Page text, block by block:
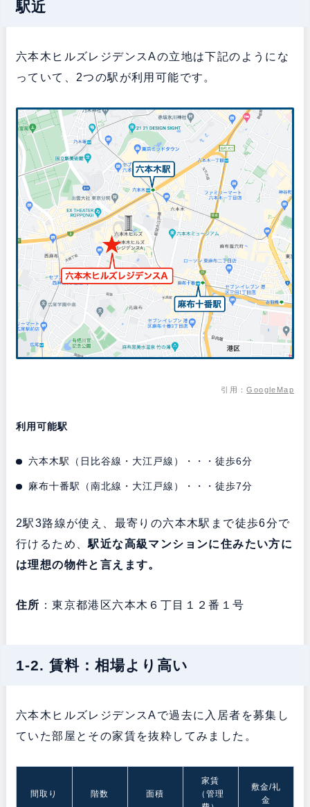
駅近
六本木ヒルズレジデンスAの立地は下記のようにな
っていて、2つの駅が利用可能です。
引用：GoogleMap
利用可能駅
六本木駅（日比谷線・大江戸線）・・・徒歩6分
麻布十番駅（南北線・大江戸線）・・・徒歩7分
2駅3路線が使え、最寄りの六本木駅まで徒歩6分で
行けるため、駅近な高級マンションに住みたい方に
は理想の物件と言えます。
住所 ：東京都港区六本木６丁目１２番１号
1-2. 賃料：相場より高い
六本木ヒルズレジデンスAで過去に入居者を募集し
ていた部屋とその家賃を抜粋してみました。
間取り 階数 面積
家賃
（管理
敷金/礼
金